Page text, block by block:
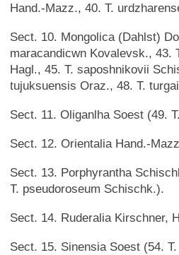
Hand.-Mazz., 40. T.
Sect. 10. Mongolica (Dahlst)
maracandicwn Kovalevsk., 43.
Hagl., 45. T. saposhnikovii
tujuksuensis Oraz., 48. T.
Sect. 11. Oliganlha Soest (49.
Sect. 12. Orientalia Hand.-
Sect. 13. Porphyrantha
T. pseudoroseum Schischk.).
Sect. 14. Ruderalia Kirschner,
Sect. 15. Sinensia Soest (54.